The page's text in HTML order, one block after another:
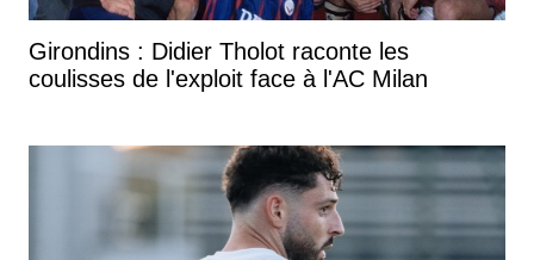
Girondins : Didier Tholot raconte les
coulisses de l'exploit face à l'AC Milan